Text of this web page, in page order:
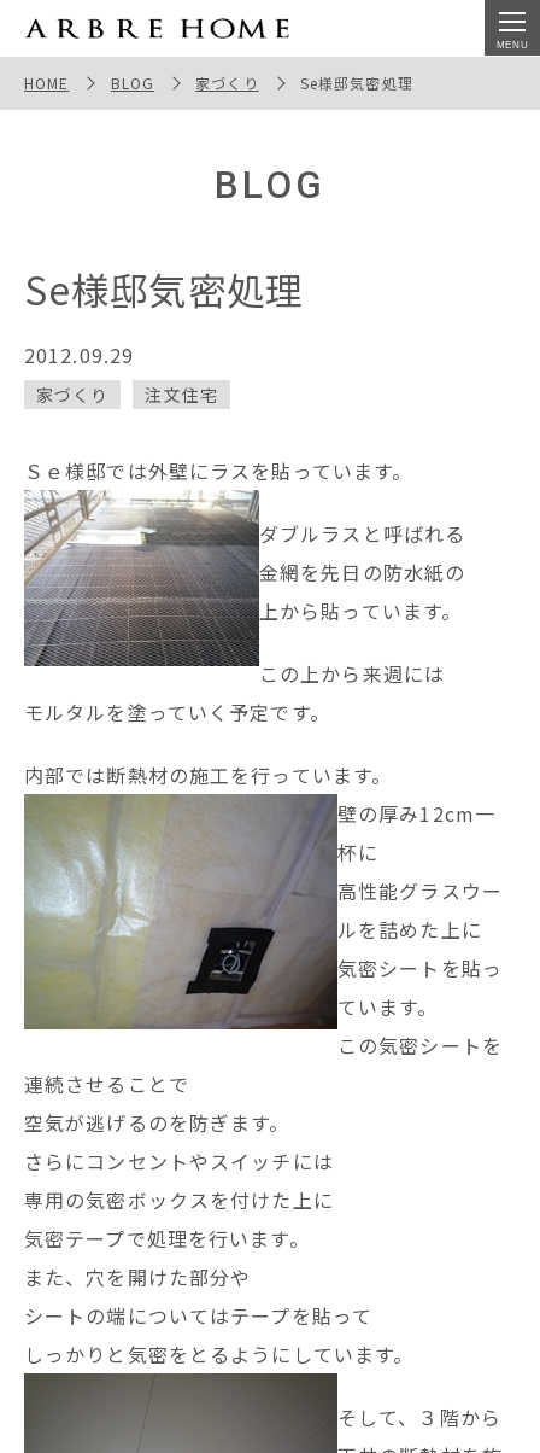
Se様邸気密処理
HOME BLOG 家づくり Se様邸気密処理
BLOG
Se様邸気密処理
2012.09.29
家づくり 注文住宅
Ｓｅ様邸では外壁にラスを貼っています。
ダブルラスと呼ばれる
金網を先日の防水紙の
上から貼っています。
この上から来週には
モルタルを塗っていく予定です。
内部では断熱材の施工を行っています。
壁の厚み12cm一
杯に
高性能グラスウー
ルを詰めた上に
気密シートを貼っ
ています。
この気密シートを
連続させることで
空気が逃げるのを防ぎます。
さらにコンセントやスイッチには
専用の気密ボックスを付けた上に
気密テープで処理を行います。
また、穴を開けた部分や
シートの端についてはテープを貼って
しっかりと気密をとるようにしています。
そして、３階から